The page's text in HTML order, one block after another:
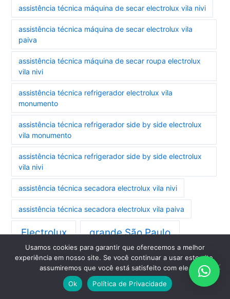
assistência técnica máquina de secar electrolux vila nivi
assistência técnica máquina de secar electrolux vila
paiva
assistência técnica máquina de secar roupa electrolux
vila nivi
assistência técnica refrigerador electrolux vila
monumento
assistência técnica refrigerador side by side electrolux
vila monumento
assistência técnica refrigerador side by side electrolux
vila nivi
assistência técnica secadora electrolux vila nivi
assistência técnica secadora electrolux vila paiva
Electrolux grande São Paulo
AGENDE A SUA VISITA TÉCNICA
Usamos cookies para garantir que oferecemos a melhor
experiência em nosso site. Se você continuar a usar este site,
assumiremos que você está satisfeito com ele.
Ok
Política de Privacidade